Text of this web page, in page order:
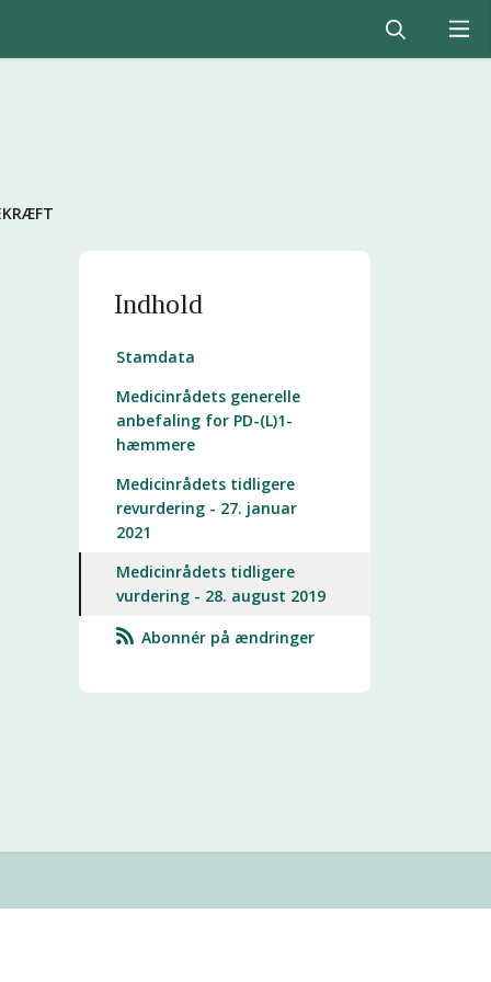
Indhold
Stamdata
Medicinrådets generelle
anbefaling for PD-(L)1-
hæmmere
Medicinrådets tidligere
revurdering - 27. januar
2021
Medicinrådets tidligere
vurdering - 28. august 2019
Abonnér på ændringer